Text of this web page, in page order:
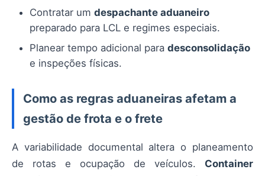
Contratar um despachante aduaneiro
preparado para LCL e regimes especiais.
Planear tempo adicional para desconsolidação
e inspeções físicas.
Como as regras aduaneiras afetam a
gestão de frota e o frete
A variabilidade documental altera o planeamento
de rotas e ocupação de veículos. Container